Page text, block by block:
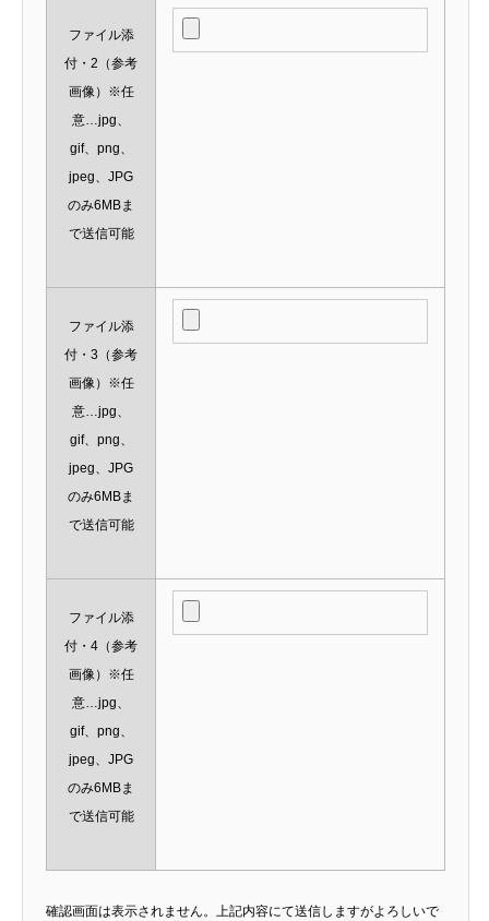
ファイル添
付・2（参考
画像）※任
意…jpg、
gif、png、
jpeg、JPG
のみ6MBま
で送信可能
ファイル添
付・3（参考
画像）※任
意…jpg、
gif、png、
jpeg、JPG
のみ6MBま
で送信可能
ファイル添
付・4（参考
画像）※任
意…jpg、
gif、png、
jpeg、JPG
のみ6MBま
で送信可能
確認画面は表示されません。上記内容にて送信しますがよろしいで